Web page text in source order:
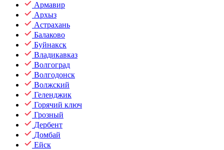
Армавир
Архыз
Астрахань
Балаково
Буйнакск
Владикавказ
Волгоград
Волгодонск
Волжский
Геленджик
Горячий ключ
Грозный
Дербент
Домбай
Ейск